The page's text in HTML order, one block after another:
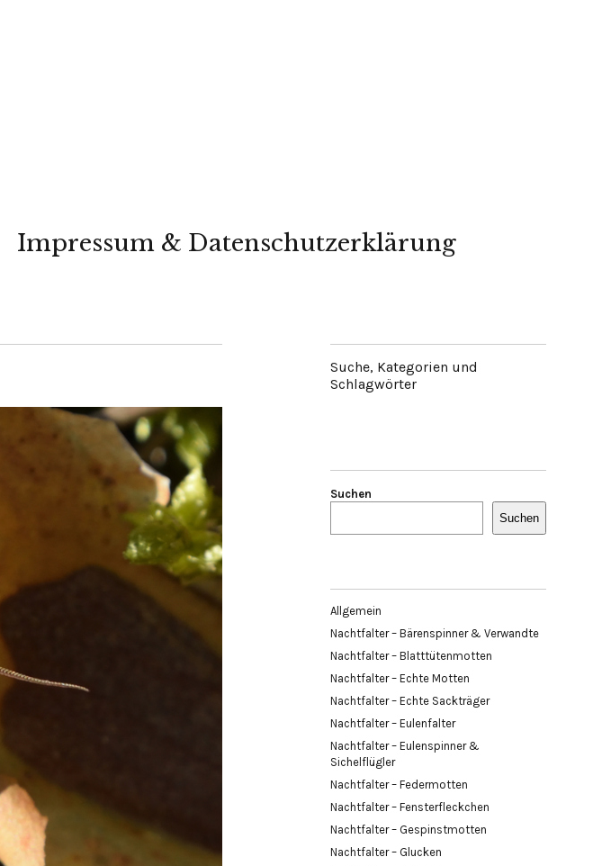
Impressum & Datenschutzerklärung
Suche, Kategorien und
Schlagwörter
Suchen
Suchen
Allgemein
Nachtfalter – Bärenspinner & Verwandte
Nachtfalter – Blatttütenmotten
Nachtfalter – Echte Motten
Nachtfalter – Echte Sackträger
Nachtfalter – Eulenfalter
Nachtfalter – Eulenspinner &
Sichelflügler
Nachtfalter – Federmotten
Nachtfalter – Fensterfleckchen
Nachtfalter – Gespinstmotten
Nachtfalter – Glucken